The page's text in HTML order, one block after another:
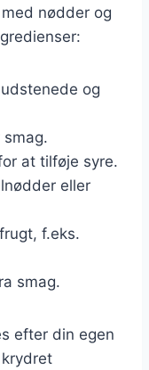
nødder og
og
at tilføje syre.
eller
f.eks.
smag.
efter din egen